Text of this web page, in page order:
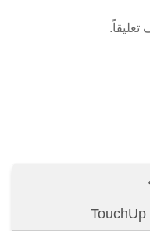
تعليقاً.